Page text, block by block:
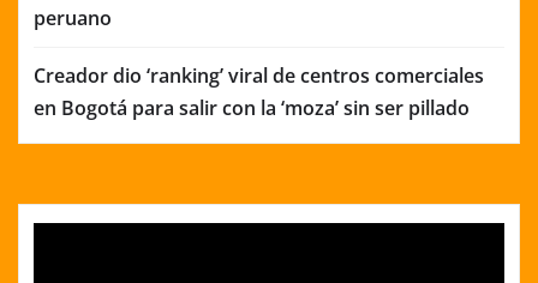
peruano
Creador dio ‘ranking’ viral de centros comerciales
en Bogotá para salir con la ‘moza’ sin ser pillado